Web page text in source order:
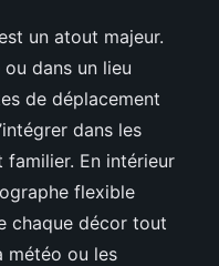
un atout majeur.
dans un lieu
de déplacement
dans les
En intérieur
flexible
chaque décor tout
météo ou les